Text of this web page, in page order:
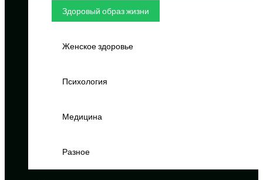
Здоровый образ жизни
Женское здоровье
Психология
Медицина
Разное